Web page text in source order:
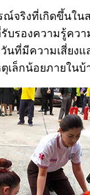
จริงที่เกิดขึ้นใน
บรองความรู้คว
วันที่มีความเสี่ย
ตุเล็กน้อยภายใ